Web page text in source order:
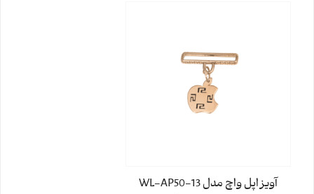
آویز اپل واچ مدل WL-AP50-13